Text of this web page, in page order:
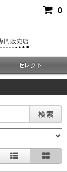
0
セレクト
検索